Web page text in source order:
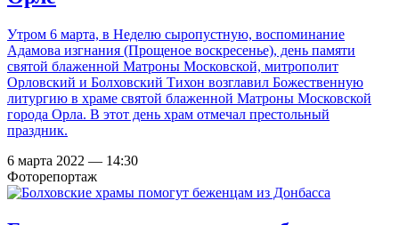
Утром 6 марта, в Неделю сыропустную, воспоминание
Адамова изгнания (Прощеное воскресенье), день памяти
святой блаженной Матроны Московской, митрополит
Орловский и Болховский Тихон возглавил Божественную
литургию в храме святой блаженной Матроны Московской
города Орла. В этот день храм отмечал престольный
праздник.
6 марта 2022 — 14:30
Фоторепортаж